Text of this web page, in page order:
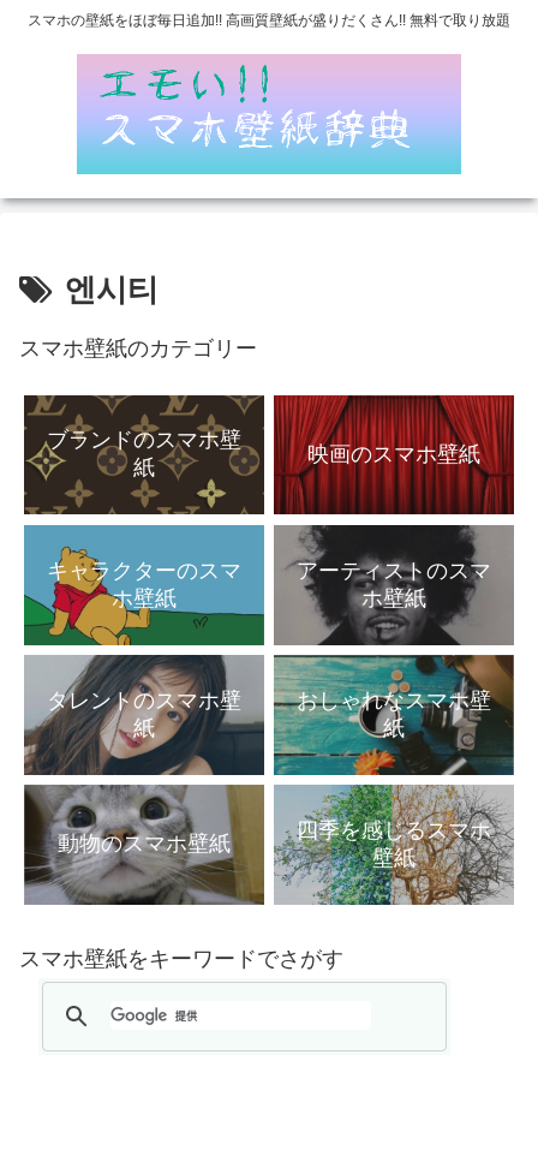
スマホの壁紙をほぼ毎日追加!! 高画質壁紙が盛りだくさん!! 無料で取り放題
엔시티
スマホ壁紙のカテゴリー
ブランドのスマホ壁
紙
映画のスマホ壁紙
キャラクターのスマ
ホ壁紙
アーティストのスマ
ホ壁紙
タレントのスマホ壁
紙
おしゃれなスマホ壁
紙
動物のスマホ壁紙
四季を感じるスマホ
壁紙
スマホ壁紙をキーワードでさがす